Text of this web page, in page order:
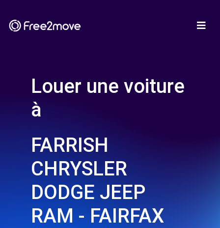
Louer une voiture
à
FARRISH
CHRYSLER
DODGE JEEP
RAM - FAIRFAX